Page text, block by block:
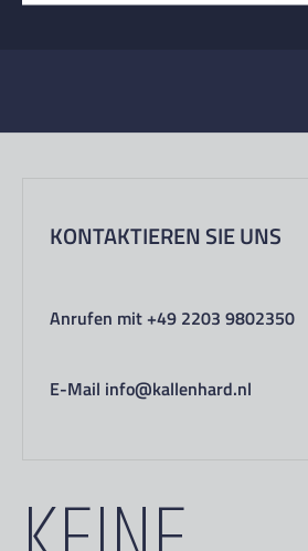
KONTAKTIEREN SIE UNS
Anrufen mit +49 2203 9802350
E-Mail info@kallenhard.nl